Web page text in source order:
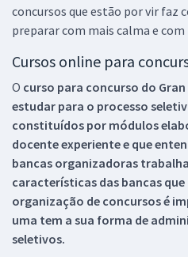
concursos que estão por vir faz
preparar com mais calma e
Cursos online para
O curso para concurso do
estudar para o processo
constituídos por módulos
docente experiente e que
bancas organizadoras
características das bancas
organização de concursos é
uma tem a sua forma de
seletivos.